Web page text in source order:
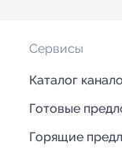
Сервисы
Каталог
Готовые
Горящие